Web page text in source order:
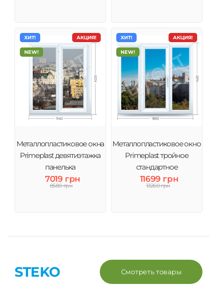
АКЦИЯ!
ХИТ!
NEW!
Металлопластиковое окна
Primeplast девятиэтажка
панелька
7019 грн
8580 грн
АКЦИЯ!
ХИТ!
NEW!
Металлопластиковое окно
Primeplast тройное
стандартное
11699 грн
13260 грн
STEKO Смотреть товары